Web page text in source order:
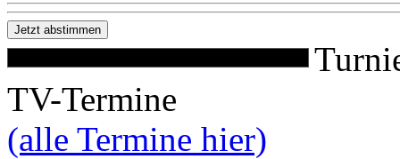
TV-Termine
(alle Termine hier)